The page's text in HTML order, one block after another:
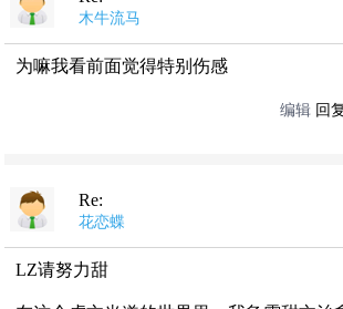
木牛流马
为嘛我看前面觉得特别伤感
编辑 回
Re:
花恋蝶
LZ请努力甜